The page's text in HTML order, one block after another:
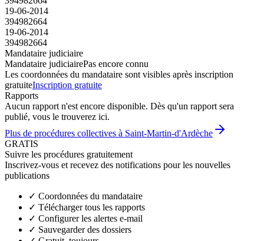
19-06-2014
394982664
19-06-2014
394982664
Mandataire judiciaire
Mandataire judiciairePas encore connu
Les coordonnées du mandataire sont visibles après inscription
gratuiteInscription gratuite
Rapports
Aucun rapport n'est encore disponible. Dès qu'un rapport sera
publié, vous le trouverez ici.
Plus de procédures collectives à Saint-Martin-d'Ardèche
GRATIS
Suivre les procédures gratuitement
Inscrivez-vous et recevez des notifications pour les nouvelles
publications
✓ Coordonnées du mandataire
✓ Télécharger tous les rapports
✓ Configurer les alertes e-mail
✓ Sauvegarder des dossiers